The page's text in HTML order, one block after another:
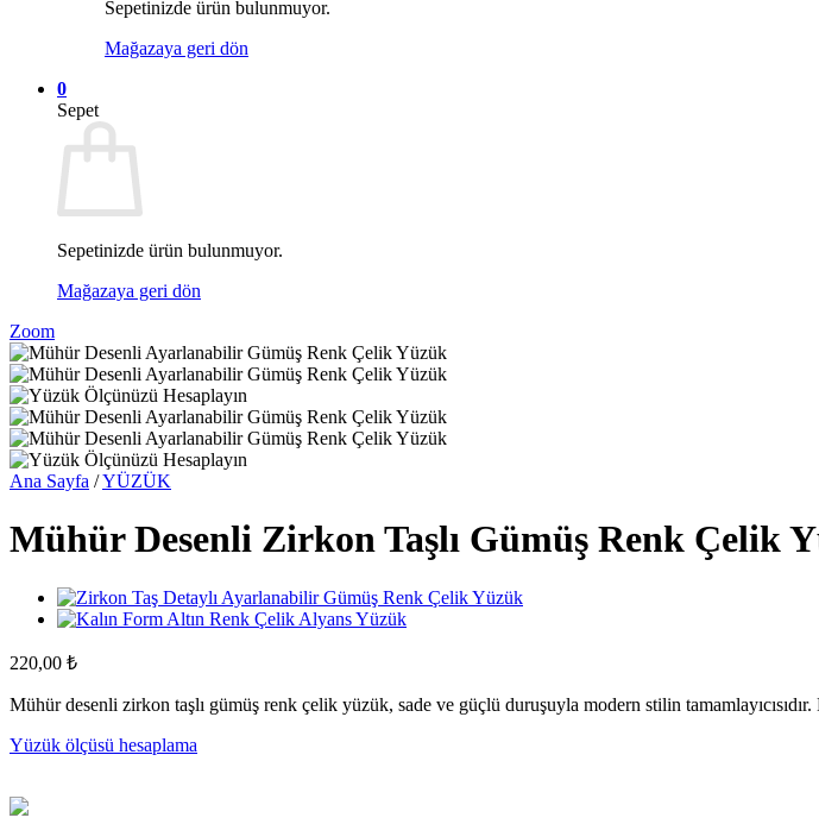
Sepetinizde ürün bulunmuyor.
Mağazaya geri dön
0
Sepet
Sepetinizde ürün bulunmuyor.
Mağazaya geri dön
Zoom
Ana Sayfa /YÜZÜK
Mühür Desenli Zirkon Taşlı Gümüş Renk Çelik
220,00 ₺
Mühür desenli zirkon taşlı gümüş renk çelik yüzük, sade ve güçlü duruşuyla modern stilin
Yüzük ölçüsü hesaplama